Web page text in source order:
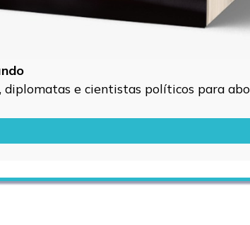
e cientistas políticos para